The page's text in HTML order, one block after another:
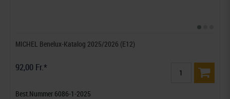
MICHEL Benelux-Katalog 2025/2026 (E12)
92,00 Fr.*
Best.Nummer 6086-1-2025